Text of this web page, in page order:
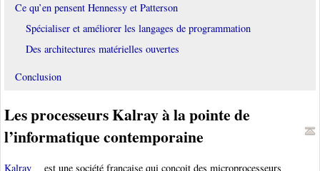
Ce qu’en pensent Hennessy et Patterson
Spécialiser et améliorer les langages de programmation
Des architectures matérielles ouvertes
Conclusion
Les processeurs Kalray à la pointe de
l’informatique contemporaine
Kalray
est une société française qui conçoit des microprocesseurs